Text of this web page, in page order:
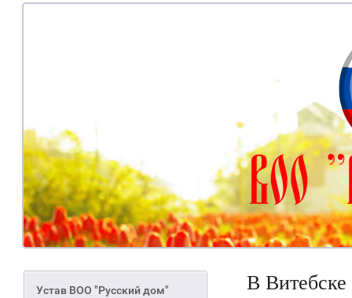
Устав ВОО "Русский дом"
В